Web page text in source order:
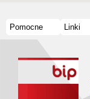
Pomocne Linki